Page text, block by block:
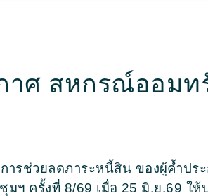
าศ สหกรณ์ออมท
การช่วยลดภาระหนี้สิน ของผู้ค้ำป
มฯ ครั้งที่ 8/69 เมื่อ 25 มิ.ย.69 ให้